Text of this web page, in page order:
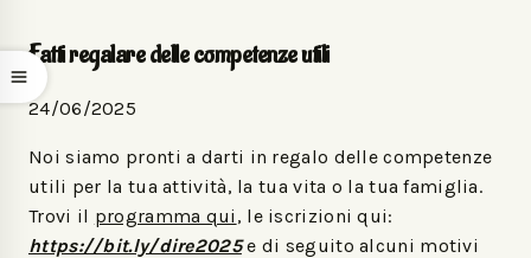
Fatti regalare delle competenze utili
24/06/2025
Noi siamo pronti a darti in regalo delle competenze
utili per la tua attività, la tua vita o la tua famiglia.
Trovi il programma qui , le iscrizioni qui:
https://bit.ly/dire2025e di seguito alcuni motivi